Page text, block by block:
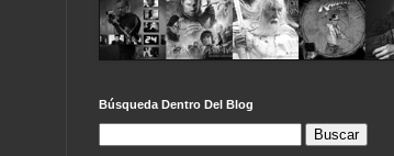
Búsqueda Dentro Del Blog